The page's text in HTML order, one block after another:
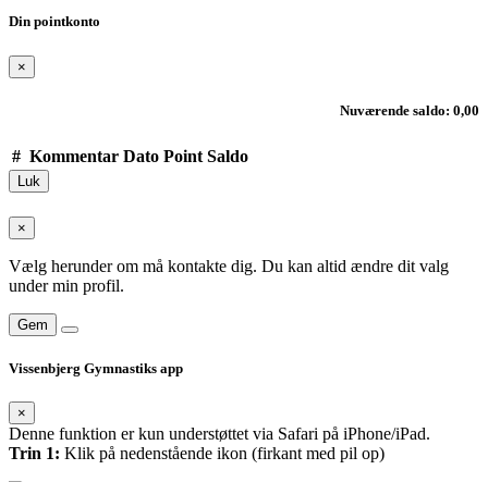
Din pointkonto
×
Nuværende saldo: 0,00
# Kommentar Dato Point Saldo
Luk
×
Vælg herunder om må kontakte dig. Du kan altid ændre dit valg
under min profil.
Gem
Vissenbjerg Gymnastiks app
×
Denne funktion er kun understøttet via Safari på iPhone/iPad.
Trin 1: Klik på nedenstående ikon (firkant med pil op)